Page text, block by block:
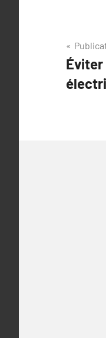
de